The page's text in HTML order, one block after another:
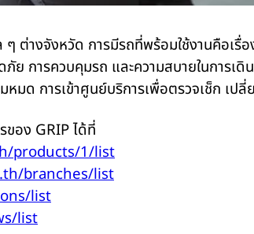
ๆ ต่างจังหวัด การมีรถที่พร้อมใช้งานคือเ
ย การควบคุมรถ และความสบายในการเดิ
หมด การเข้าศูนย์บริการเพื่อตรวจเช็ก
อง GRIP ได้ที่
products/1/list
branches/list
list
list